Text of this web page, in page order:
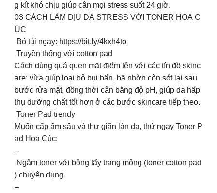
g kít khó chịu giúp cân mọi stress suốt 24 giờ.
03 CÁCH LÀM DỊU DA STRESS VỚI TONER HOA C
ÚC
Bỏ túi ngay: https://bit.ly/4kxh4to
Truyền thống với cotton pad
Cách dùng quá quen mặt điểm tên với các tín đồ skinc
are: vừa giúp loại bỏ bụi bẩn, bã nhờn còn sót lại sau
bước rửa mặt, đồng thời cân bằng độ pH, giúp da hấp
thụ dưỡng chất tốt hơn ở các bước skincare tiếp theo.
Toner Pad trendy
Muốn cấp ẩm sâu và thư giãn làn da, thử ngay Toner P
ad Hoa Cúc:
–
Ngâm toner với bông tẩy trang mỏng (toner cotton pad
) chuyên dụng.
–